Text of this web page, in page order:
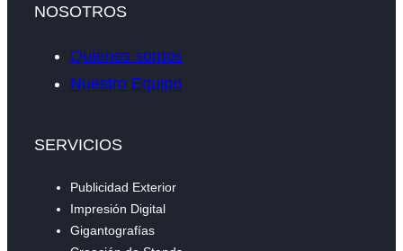
NOSOTROS
Quienes somos
Nuestro Equipo
SERVICIOS
Publicidad Exterior
Impresión Digital
Gigantografías